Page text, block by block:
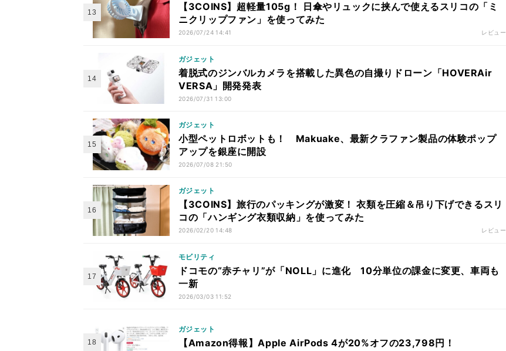
【3COINS】超軽量105g！ 日傘やリュックに挟んで使えるスリコの「ミ
ニクリップファン」を使ってみた
2026/07/24 14:41 レビュー
ガジェット
着脱式のジンバルカメラを搭載した異色の自撮りドローン「HOVERAir
VERSA」開発発表
2026/07/31 13:00
ガジェット
小型ペットロボットも！ Makuake、最新クラファン製品の体験ポップ
アップを銀座に開設
2026/07/08 21:50
ガジェット
【3COINS】旅行のパッキングが激変！ 衣類を圧縮＆吊り下げできるスリ
コの「ハンギング衣類収納」を使ってみた
2026/02/20 14:48 レビュー
モビリティ
ドコモの“赤チャリ”が「NOLL」に進化 10分単位の課金に変更、車両も
一新
2026/03/03 11:52
ガジェット
【Amazon得報】Apple AirPods 4が20%オフの23,798円！